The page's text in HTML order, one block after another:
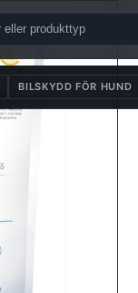
BILSKYDD FÖR HUND